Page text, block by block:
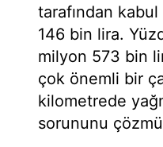
tarafından
146 bin lira.
milyon 573 bin
çok önemli bir
kilometrede
sorununu